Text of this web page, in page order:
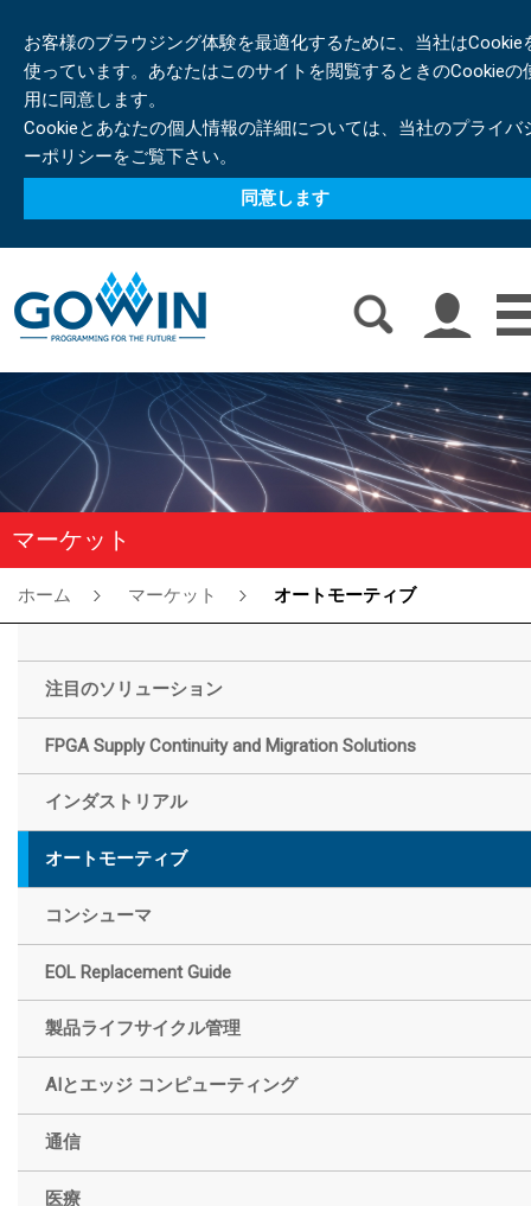
お客様のブラウジング体験を最適化するために、当社はCookie
使っています。あなたはこのサイトを閲覧するときのCookieの
用に同意します。
Cookieとあなたの個人情報の詳細については、当社のプライバ
ーポリシーをご覧下さい。
同意します
マーケット
ホーム マーケット オートモーティブ
注目のソリューション
FPGA Supply Continuity and Migration Solutions
インダストリアル
オートモーティブ
コンシューマ
EOL Replacement Guide
製品ライフサイクル管理
AIとエッジ コンピューティング
通信
医療